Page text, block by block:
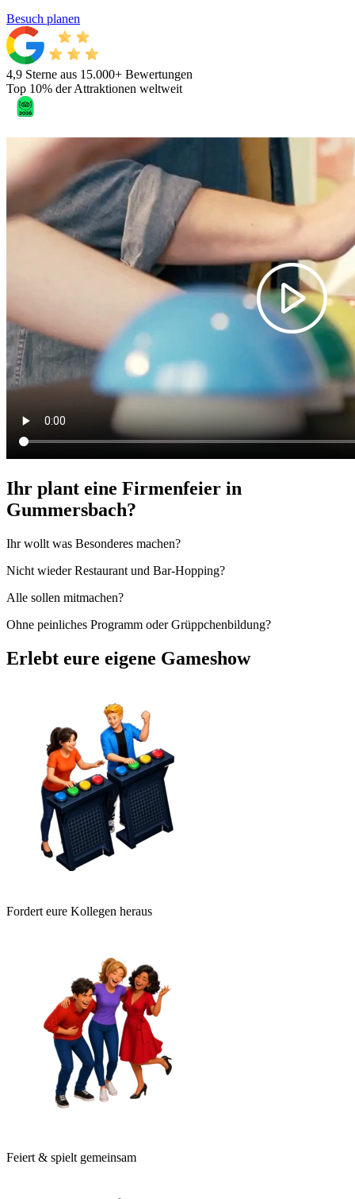
Besuch planen
4,9 Sterne aus 15.000+ Bewertungen
Top 10% der Attraktionen weltweit
Ihr plant eine Firmenfeier in
Gummersbach?
Ihr wollt was Besonderes machen?
Nicht wieder Restaurant und Bar-Hopping?
Alle sollen mitmachen?
Ohne peinliches Programm oder Grüppchenbildung?
Erlebt eure eigene Gameshow
Fordert eure Kollegen heraus
Feiert & spielt gemeinsam